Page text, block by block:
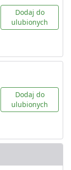
Dodaj do
ulubionych
Dodaj do
ulubionych